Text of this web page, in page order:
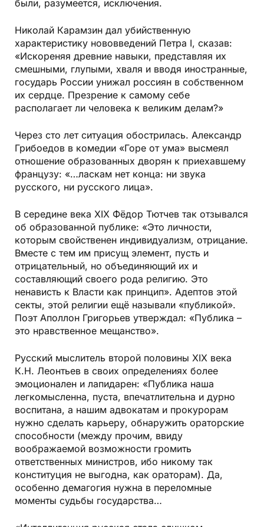
были, разумеется, исключения.
Николай Карамзин дал убийственную
характеристику нововведений Петра I, сказав:
«Искореняя древние навыки, представляя их
смешными, глупыми, хваля и вводя иностранные,
государь России унижал россиян в собственном
их сердце. Презрение к самому себе
располагает ли человека к великим делам?»
Через сто лет ситуация обострилась. Александр
Грибоедов в комедии «Горе от ума» высмеял
отношение образованных дворян к приехавшему
французу: «…ласкам нет конца: ни звука
русского, ни русского лица».
В середине века XIX Фёдор Тютчев так отзывался
об образованной публике: «Это личности,
которым свойственен индивидуализм, отрицание.
Вместе с тем им присущ элемент, пусть и
отрицательный, но объединяющий их и
составляющий своего рода религию. Это
ненависть к Власти как принцип». Адептов этой
секты, этой религии ещё называли «публикой».
Поэт Аполлон Григорьев утверждал: «Публика –
это нравственное мещанство».
Русский мыслитель второй половины XIX века
К.Н. Леонтьев в своих определениях более
эмоционален и лапидарен: «Публика наша
легкомысленна, пуста, впечатлительна и дурно
воспитана, а нашим адвокатам и прокурорам
нужно сделать карьеру, обнаружить ораторские
способности (между прочим, ввиду
воображаемой возможности громить
ответственных министров, ибо никому так
конституция не выгодна, как ораторам). Да,
особенно демагогия нужна в переломные
моменты судьбы государства…